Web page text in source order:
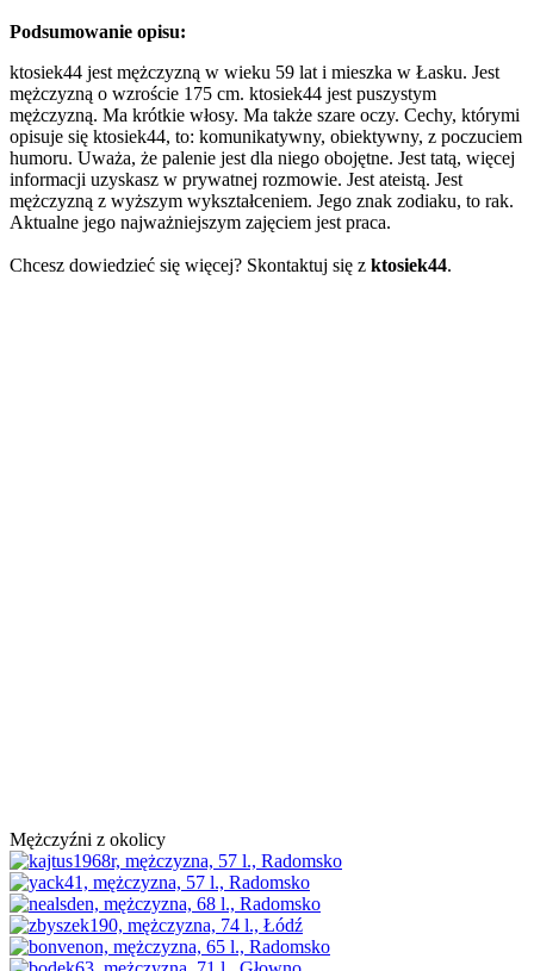
Podsumowanie opisu:
ktosiek44 jest mężczyzną w wieku 59 lat i mieszka w Łasku. Jest
mężczyzną o wzroście 175 cm. ktosiek44 jest puszystym
mężczyzną. Ma krótkie włosy. Ma także szare oczy. Cechy, którymi
opisuje się ktosiek44, to: komunikatywny, obiektywny, z poczuciem
humoru. Uważa, że palenie jest dla niego obojętne. Jest tatą, więcej
informacji uzyskasz w prywatnej rozmowie. Jest ateistą. Jest
mężczyzną z wyższym wykształceniem. Jego znak zodiaku, to rak.
Aktualne jego najważniejszym zajęciem jest praca.
Chcesz dowiedzieć się więcej? Skontaktuj się z ktosiek44.
Mężczyźni z okolicy